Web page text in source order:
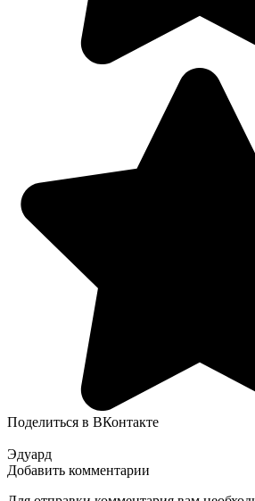
Поделиться в ВКонтакте
Эдуард
Добавить комментарии